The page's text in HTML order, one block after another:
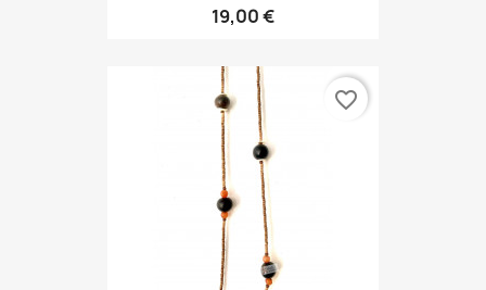
19,00 €
favorite_border